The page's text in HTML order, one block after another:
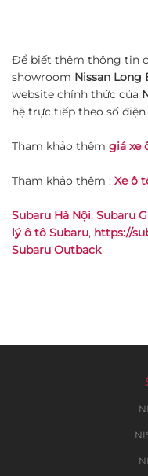
Để biết thêm thông tin
showroom Nissan Long
website chính thức của
hệ trực tiếp theo số
Tham khảo thêm giá xe
Tham khảo thêm : Xe ô
Subaru Hà Nội, Subaru
lý ô tô Subaru, https://
Subaru Outback